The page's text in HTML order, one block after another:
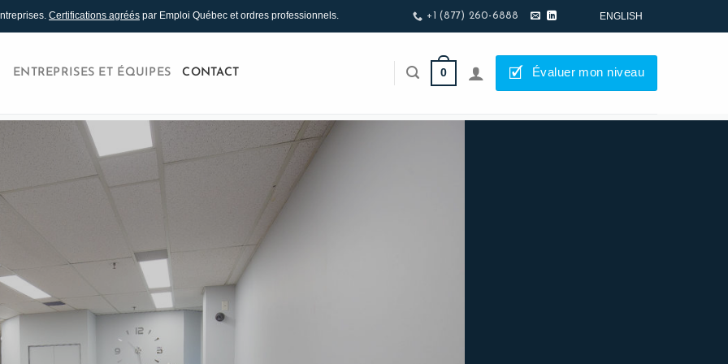
Certifications agréés par Emploi Québec et ordres professionnels. +1 (877) 260-6888 ENGLISH
ENTREPRISES ET ÉQUIPES CONTACT 0 🗹 Évaluer mon niveau